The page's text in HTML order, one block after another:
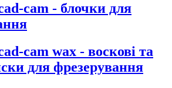
cam - блочки для
cam wax - воскові та
для фрезерування